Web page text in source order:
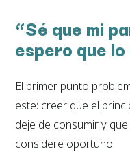
“Sé que mi
espero que
El primer punto
este: creer que el
deje de consumir y
considere oportuno.